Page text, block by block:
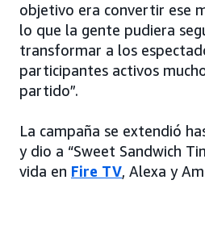
objetivo era convertir ese
lo que la gente pudiera
transformar a los
participantes activos
partido”.
La campaña se extendió
y dio a “Sweet Sandwich
vida en Fire TV, Alexa y